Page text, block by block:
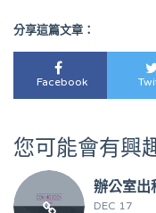
分享這篇文章：
Facebook
您可能會有興
辦公室出
DEC 17